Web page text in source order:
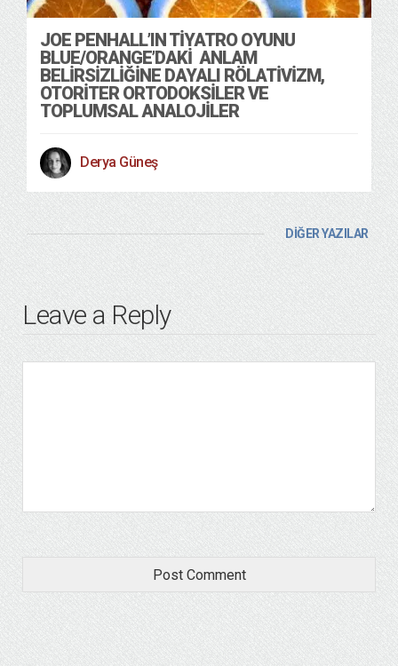
JOE PENHALL’IN TIYATRO OYUNU
BLUE/ORANGE’DAKI ANLAM
BELIRSIZLIĞINE DAYALI RÖLATIVIZM,
OTORITER ORTODOKSILER VE
TOPLUMSAL ANALOJILER
Derya Güneş
DİĞER YAZILAR
Leave a Reply